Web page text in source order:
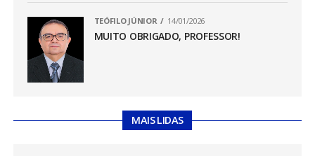
TEÓFILO JÚNIOR 14/01/2026
MUITO OBRIGADO, PROFESSOR!
MAIS LIDAS